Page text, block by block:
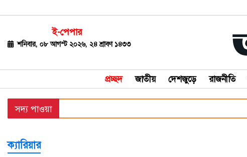
ই-পেপার
শনিবার, ০৮ আগস্ট ২০২৬, ২৪ শ্রাবণ ১৪৩৩
প্রচ্ছদ জাতীয় দেশজুড়ে রাজনীতি
জাতীয়
রাজনীতি
বিশ্ব
বাণিজ্য
সদ্য পাওয়া
ক্যারিয়ার